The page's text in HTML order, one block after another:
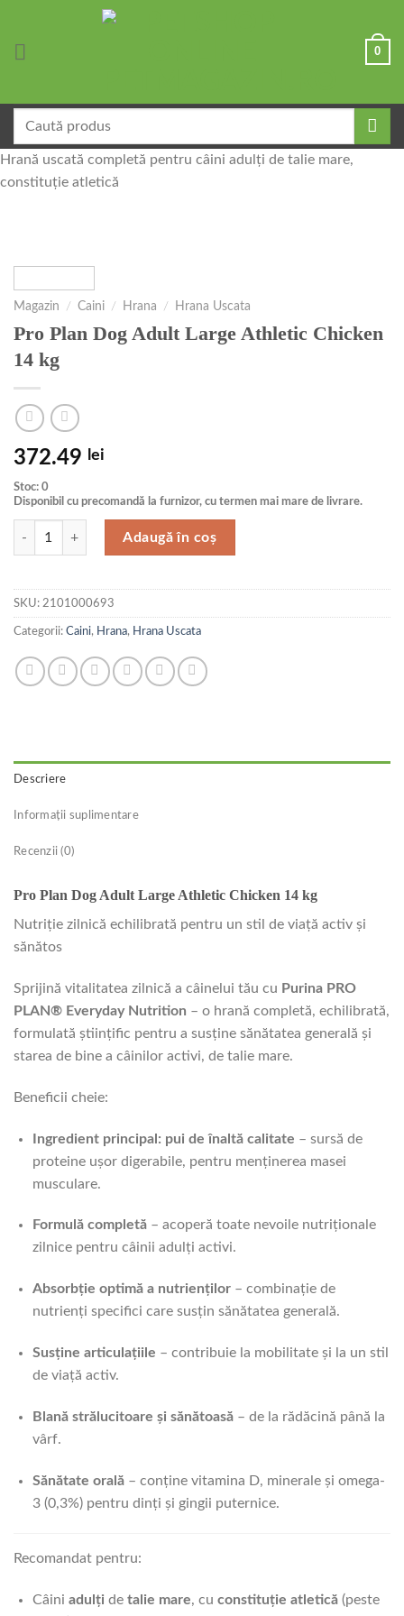
0
după:
Hrană uscată completă pentru câini adulți de talie mare,
constituție atletică
Magazin / Caini / Hrana / Hrana Uscata
Pro Plan Dog Adult Large Athletic Chicken
14 kg
372.49 lei
Stoc: 0
Disponibil cu precomandă la furnizor, cu termen mai mare de livrare.
Cantitate Pro Plan Dog Adult Large Athletic Chicken 14 kg
Adaugă în coș
SKU: 2101000693
Categorii: Caini, Hrana, Hrana Uscata
Descriere
Informații suplimentare
Recenzii (0)
Pro Plan Dog Adult Large Athletic Chicken 14 kg
Nutriție zilnică echilibrată pentru un stil de viață activ și
sănătos
Sprijină vitalitatea zilnică a câinelui tău cu Purina PRO
PLAN® Everyday Nutrition – o hrană completă, echilibrată,
formulată științific pentru a susține sănătatea generală și
starea de bine a câinilor activi, de talie mare.
Beneficii cheie:
Ingredient principal: pui de înaltă calitate – sursă de
proteine ușor digerabile, pentru menținerea masei
musculare.
Formulă completă– acoperă toate nevoile nutriționale
zilnice pentru câinii adulți activi.
Absorbție optimă a nutrienților– combinație de
nutrienți specifici care susțin sănătatea generală.
Susține articulațiile – contribuie la mobilitate și la un stil
de viață activ.
Blană strălucitoare și sănătoasă– de la rădăcină până la
vârf.
Sănătate orală– conține vitamina D, minerale și omega-
3 (0,3%) pentru dinți și gingii puternice.
Recomandat pentru:
Câini adulți de talie mare, cu constituție atletică(peste